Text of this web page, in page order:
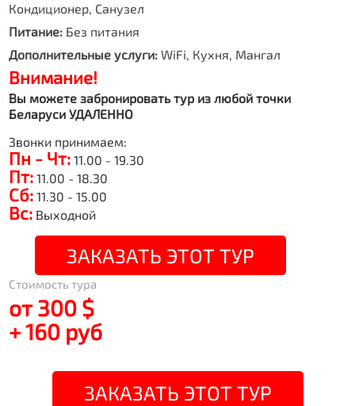
Кондиционер, Санузел
Питание: Без питания
Дополнительные услуги: WiFi, Кухня, Мангал
Внимание!
Вы можете забронировать тур из любой точки
Беларуси УДАЛЕННО
Звонки принимаем:
Пн - Чт: 11.00 - 19.30
Пт: 11.00 - 18.30
Сб: 11.30 - 15.00
Вс: Выходной
ЗАКАЗАТЬ ЭТОТ ТУР
Стоимость тура
от 300 $
+ 160 руб
ЗАКАЗАТЬ ЭТОТ ТУР